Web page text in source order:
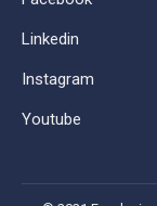
Linkedin
Instagram
Youtube